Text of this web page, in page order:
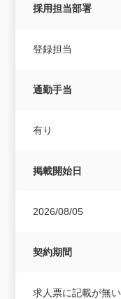
採用担当部署
登録担当
通勤手当
有り
掲載開始日
2026/08/05
契約期間
求人票に記載が無